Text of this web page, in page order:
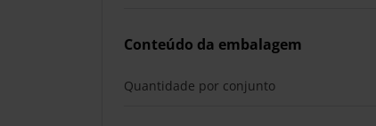
Conteúdo da embalagem
Quantidade por conjunto